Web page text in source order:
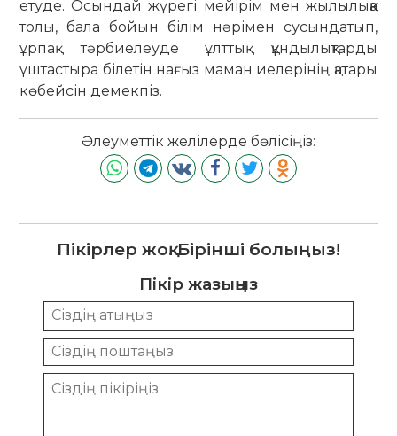
етуде. Осындай жүрегі мейірім мен жылылыққа
толы, бала бойын білім нәрімен сусындатып,
ұрпақ тәрбиелеуде ұлттық құндылықтарды
ұштастыра білетін нағыз маман иелерінің қатары
көбейсін демекпіз.
Әлеуметтік желілерде бөлісіңіз:
Пікірлер жоқ. Бірінші болыңыз!
Пікір жазыңыз